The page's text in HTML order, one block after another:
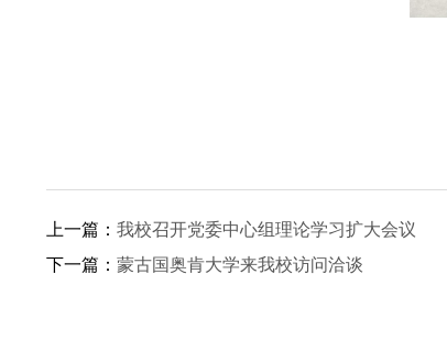
上一篇： 我校召开党委中心组理论学习扩大会议
下一篇： 蒙古国奥肯大学来我校访问洽谈